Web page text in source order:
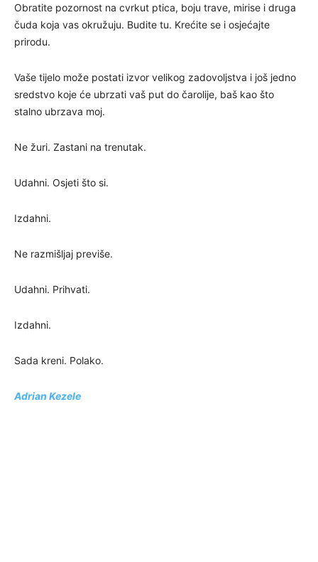
Obratite pozornost na cvrkut ptica, boju trave, mirise i druga
čuda koja vas okružuju. Budite tu. Krećite se i osjećajte
prirodu.
Vaše tijelo može postati izvor velikog zadovoljstva i još jedno
sredstvo koje će ubrzati vaš put do čarolije, baš kao što
stalno ubrzava moj.
Ne žuri. Zastani na trenutak.
Udahni. Osjeti što si.
Izdahni.
Ne razmišljaj previše.
Udahni. Prihvati.
Izdahni.
Sada kreni. Polako.
Adrian Kezele